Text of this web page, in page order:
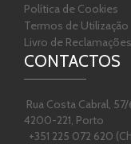
Política de Cookies
Termos de Utilização
Livro de Reclamações
CONTACTOS
Rua Costa Cabral, 57/
4200-221, Porto
+351 225 072 620